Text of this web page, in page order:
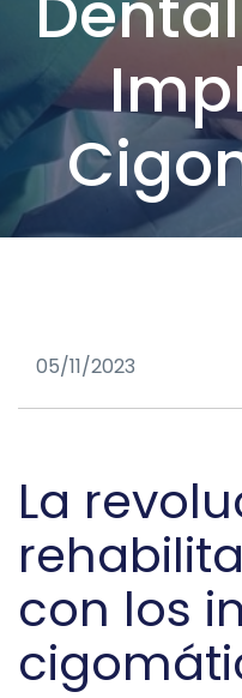
05/11/2023
La
con los